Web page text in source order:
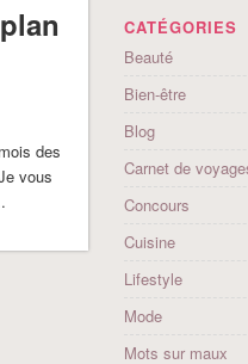
des
vous
CATÉGORIES
Beauté
Bien-être
Blog
Carnet de
Concours
Cuisine
Lifestyle
Mode
Mots sur maux